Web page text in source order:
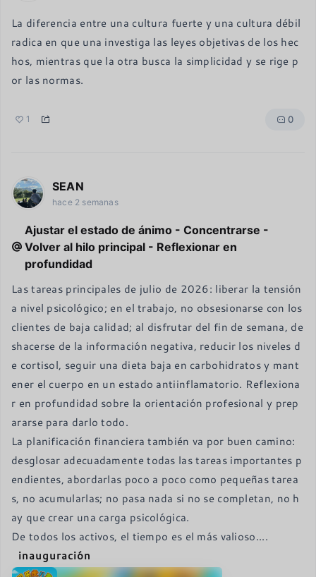
La diferencia entre una cultura fuerte y una cultura débil
radica en que una investiga las leyes objetivas de los hec
hos, mientras que la otra busca la simplicidad y se rige p
or las normas.
1 0
SEAN
hace 2 semanas
Ajustar el estado de ánimo - Concentrarse -
Volver al hilo principal - Reflexionar en
profundidad
Las tareas principales de julio de 2026: liberar la tensión
a nivel psicológico; en el trabajo, no obsesionarse con los
clientes de baja calidad; al disfrutar del fin de semana, de
shacerse de la información negativa, reducir los niveles d
e cortisol, seguir una dieta baja en carbohidratos y mant
ener el cuerpo en un estado antiinflamatorio. Reflexiona
r en profundidad sobre la orientación profesional y prep
ararse para darlo todo.
La planificación financiera también va por buen camino:
desglosar adecuadamente todas las tareas importantes p
endientes, abordarlas poco a poco como pequeñas tarea
s, no acumularlas; no pasa nada si no se completan, no h
ay que crear una carga psicológica.
De todos los activos, el tiempo es el más valioso....
inauguración